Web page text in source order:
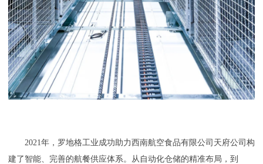
2021年，罗地格工业成功助力西南航空食品有限公司天府公司构
建了智能、完善的航餐供应体系。从自动化仓储的精准布局，到